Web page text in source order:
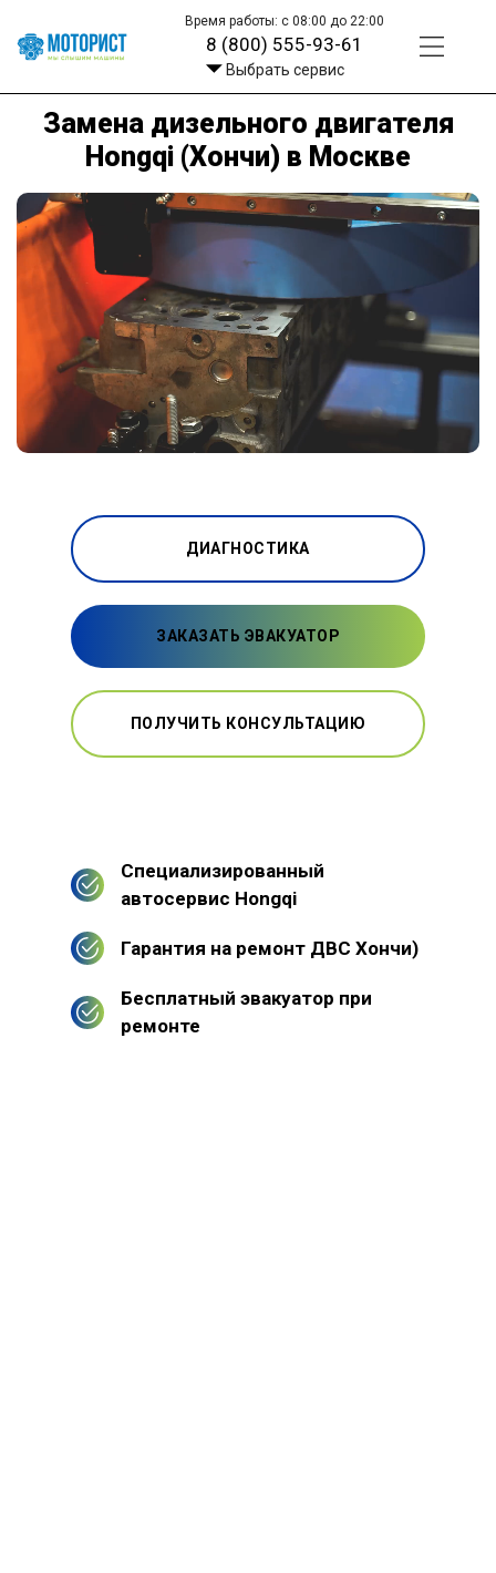
Время работы: с 08:00 до 22:00
8 (800) 555-93-61
Выбрать сервис
Замена дизельного двигателя
Hongqi (Хончи) в Москве
ДИАГНОСТИКА
ЗАКАЗАТЬ ЭВАКУАТОР
ПОЛУЧИТЬ КОНСУЛЬТАЦИЮ
Специализированный
автосервис Hongqi
Гарантия на ремонт ДВС Хончи)
Бесплатный эвакуатор при
ремонте